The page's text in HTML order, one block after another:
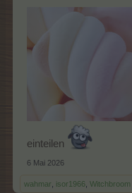
einteilen
6 Mai 2026
wahmar isor1966 Witchbroom